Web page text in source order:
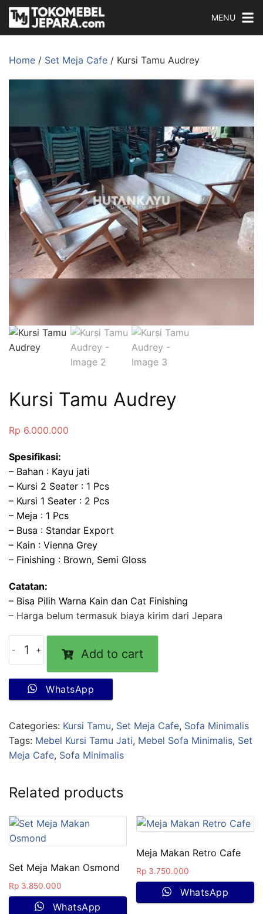
MENU
Home / Set Meja Cafe / Kursi Tamu Audrey
Kursi Tamu Audrey
Rp 6.000.000
Spesifikasi:
– Bahan : Kayu jati
– Kursi 2 Seater : 1 Pcs
– Kursi 1 Seater : 2 Pcs
– Meja : 1 Pcs
– Busa : Standar Export
– Kain : Vienna Grey
– Finishing : Brown, Semi Gloss
Catatan:
– Bisa Pilih Warna Kain dan Cat Finishing
– Harga belum termasuk biaya kirim dari Jepara
Add to cart
WhatsApp
Categories: Kursi Tamu, Set Meja Cafe, Sofa Minimalis
Tags: Mebel Kursi Tamu Jati, Mebel Sofa Minimalis, Set
Meja Cafe, Sofa Minimalis
Related products
Set Meja Makan Osmond
Rp 3.850.000
WhatsApp
Meja Makan Retro Cafe
Rp 3.750.000
WhatsApp